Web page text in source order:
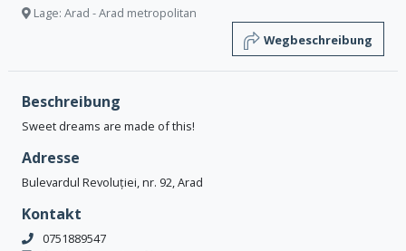
Lage: Arad - Arad metropolitan
Wegbeschreibung
Beschreibung
Sweet dreams are made of this!
Adresse
Bulevardul Revoluției, nr. 92, Arad
Kontakt
0751889547